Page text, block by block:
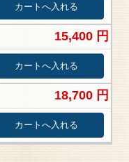
15,400 円
18,700 円